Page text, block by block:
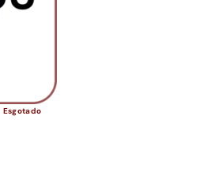
Esgotado